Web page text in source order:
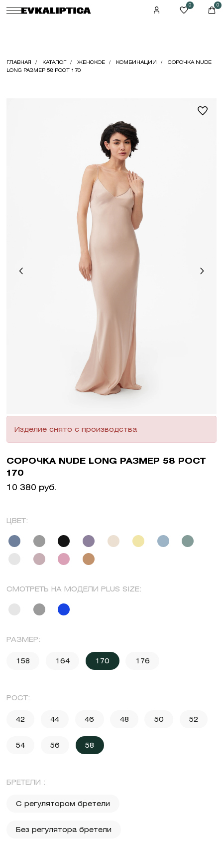
0 0
ГЛАВНАЯ КАТАЛОГ ЖЕНСКОЕ КОМБИНАЦИИ
СОРОЧКА NUDE
LONG РАЗМЕР 58 РОСТ 170
Изделие снято с производства
СОРОЧКА NUDE LONG РАЗМЕР 58 РОСТ
170
10 380 руб.
ЦВЕТ:
СМОТРЕТЬ НА МОДЕЛИ PLUS SIZE:
РАЗМЕР:
158 164 170 176
РОСТ:
42 44 46 48 50 52
54 56 58
БРЕТЕЛИ :
С регулятором бретели
Без регулятора бретели